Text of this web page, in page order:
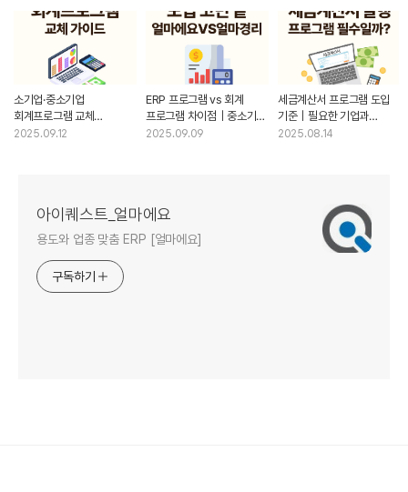
소기업·중소기업
회계프로그램 교체
체크리스트｜도입·비교·추천
2025.09.12
ERP 프로그램 vs 회계
프로그램 차이점｜중소기업
도입 전 꼭 알아야 할 비교와
2025.09.09
세금계산서 프로그램 도입
기준｜필요한 기업과
불필요한 기업 구분 가이드
2025.08.14
아이퀘스트_얼마에요
용도와 업종 맞춤 ERP [얼마에요]
구독하기